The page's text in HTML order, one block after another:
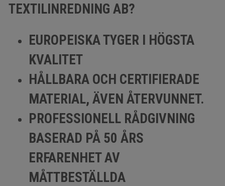
TEXTILINREDNING AB?
EUROPEISKA TYGER I HÖGSTA
KVALITET
HÅLLBARA OCH CERTIFIERADE
MATERIAL, ÄVEN ÅTERVUNNET.
PROFESSIONELL RÅDGIVNING
BASERAD PÅ 50 ÅRS
ERFARENHET AV
MÅTTBESTÄLLDA